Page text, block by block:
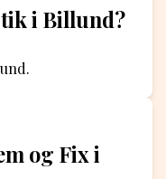
i Billund?
og Fix i